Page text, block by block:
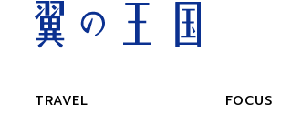
TRAVEL FOCUS